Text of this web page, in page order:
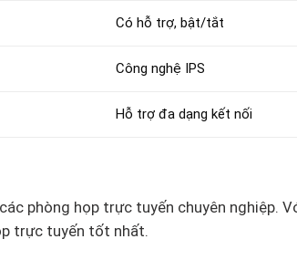
Có hỗ trợ, bật/tắt
Công nghệ IPS
Hỗ trợ đa dạng kết nối
phòng họp trực tuyến chuyên
trực tuyến tốt nhất.